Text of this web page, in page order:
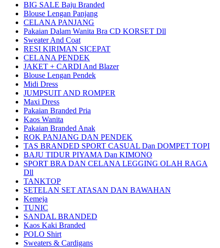
BIG SALE Baju Branded
Blouse Lengan Panjang
CELANA PANJANG
Pakaian Dalam Wanita Bra CD KORSET Dll
Sweater And Coat
RESI KIRIMAN SICEPAT
CELANA PENDEK
JAKET + CARDI And Blazer
Blouse Lengan Pendek
Midi Dress
JUMPSUIT AND ROMPER
Maxi Dress
Pakaian Branded Pria
Kaos Wanita
Pakaian Branded Anak
ROK PANJANG DAN PENDEK
TAS BRANDED SPORT CASUAL Dan DOMPET TOPI
BAJU TIDUR PIYAMA Dan KIMONO
SPORT BRA DAN CELANA LEGGING OLAH RAGA
Dll
TANKTOP
SETELAN SET ATASAN DAN BAWAHAN
Kemeja
TUNIC
SANDAL BRANDED
Kaos Kaki Branded
POLO Shirt
Sweaters & Cardigans